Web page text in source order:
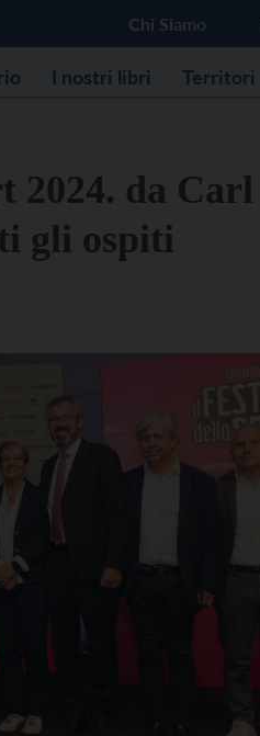
Chi Siamo
I nostri libri Territori
2024. da Carl
gli ospiti